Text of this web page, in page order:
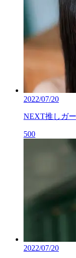
2022/07/20
NEXT推しガ
500
2022/07/20